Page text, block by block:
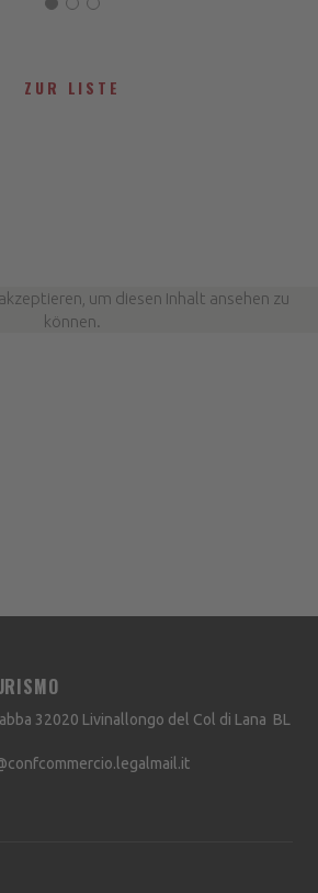
ZUR LISTE
um diesen Inhalt ansehen zu
können.
32020 Livinallongo del Col di Lana BL